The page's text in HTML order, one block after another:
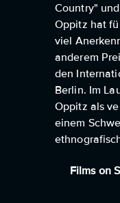
Country"
Oppitz hat
viel
anderem
den
Berlin. Im
Oppitz als
einem
Films on